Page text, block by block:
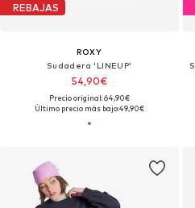
REBAJAS
ROXY
Sudadera 'LINEUP'
54,90€
Precio original: 64,90€
Último precio más bajo:49,90€